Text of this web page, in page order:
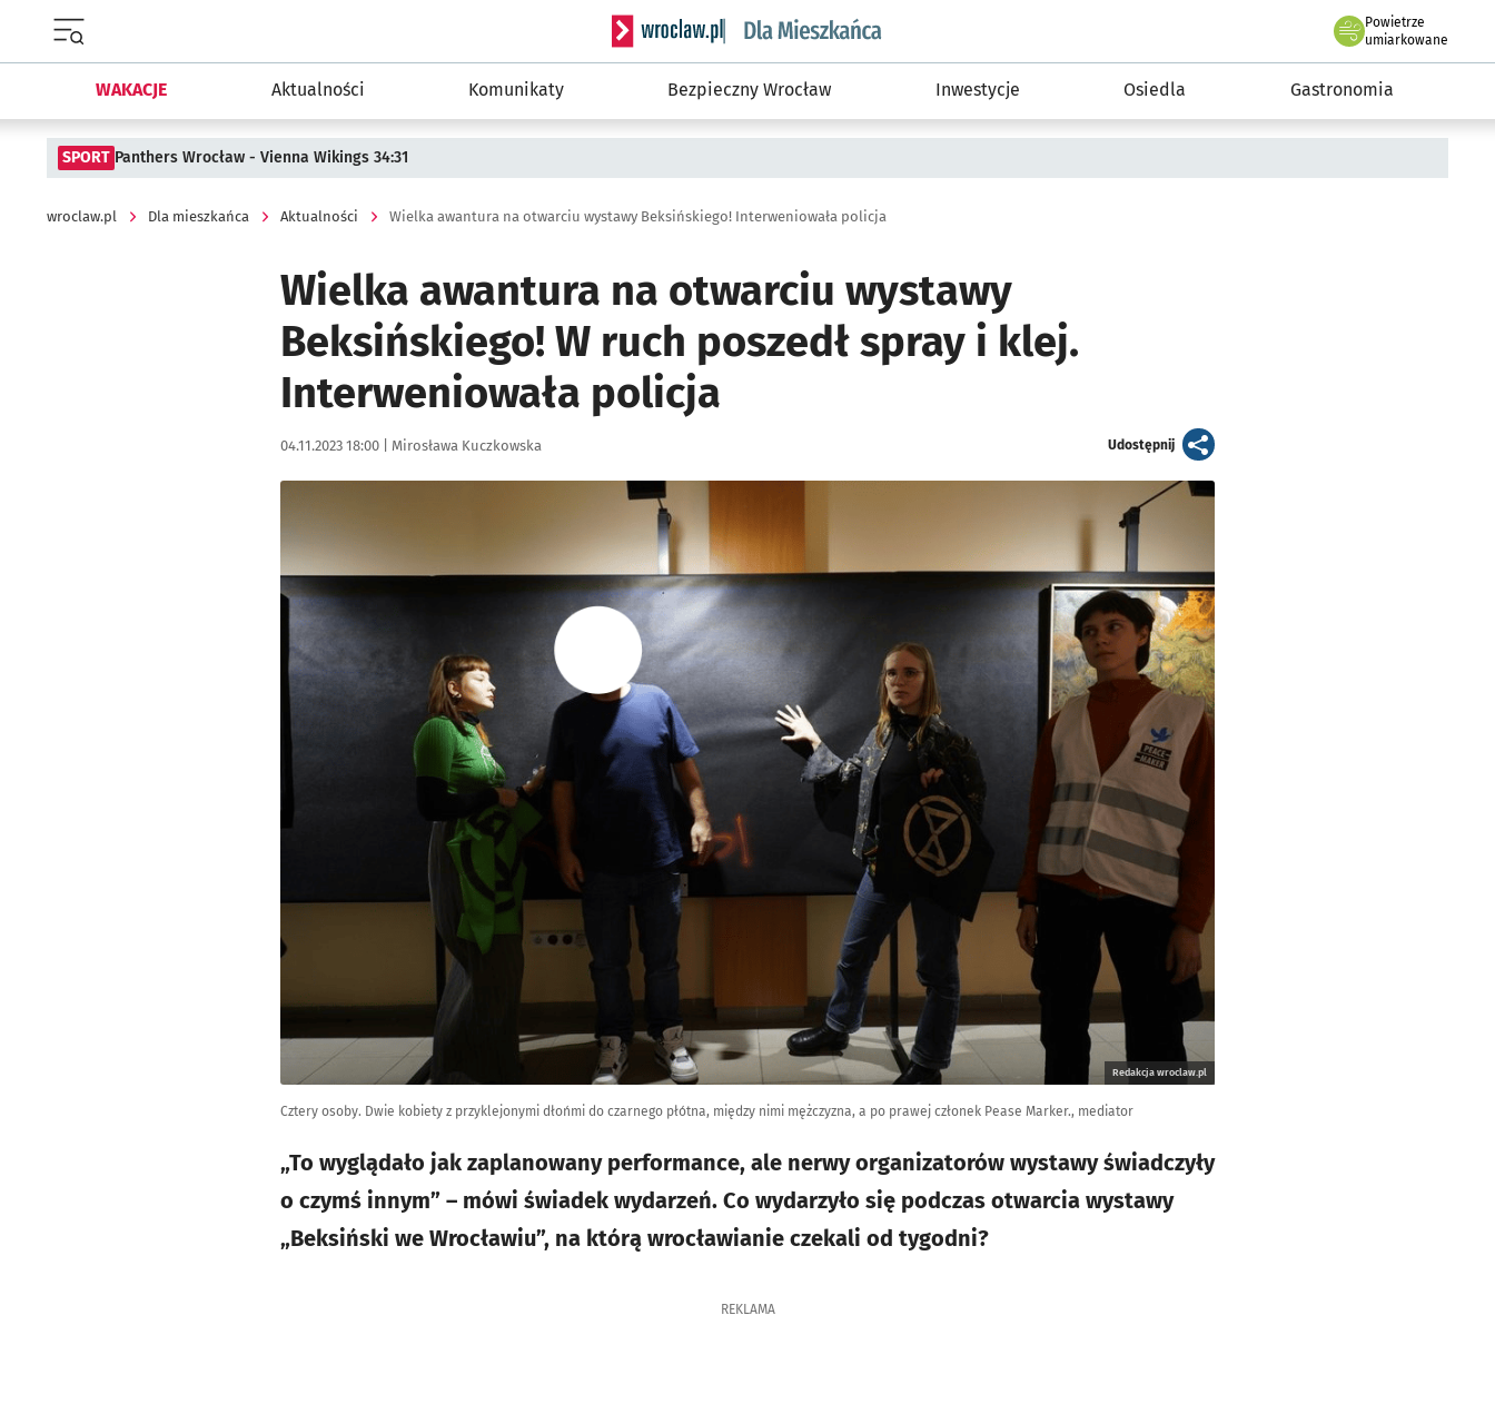
Serwis informacyjny wroclaw.pl podserwis: Dla mieszkańca
Powietrze
we Wrocławiu
umiarkowane
WAKACJE Aktualności Komunikaty Bezpieczny Wrocław Inwestycje Osiedla Gastronomia
SPORT Panthers Wrocław - Vienna Wikings 34:31
wroclaw.pl Dla mieszkańca Aktualności Wielka awantura na otwarciu wystawy Beksińskiego! Interweniowała policja
Wielka awantura na otwarciu wystawy
Beksińskiego! W ruch poszedł spray i klej.
Interweniowała policja
Data publikacji:
04.11.2023 18:00 | Autor:
Mirosława Kuczkowska Udostępnijartykuł
Kliknij, aby powiększyć
Redakcja wroclaw.pl
Cztery osoby. Dwie kobiety z przyklejonymi dłońmi do czarnego płótna, między nimi mężczyzna, a po prawej członek Pease Marker., mediator
„To wyglądało jak zaplanowany performance, ale nerwy organizatorów wystawy świadczyły
o czymś innym” – mówi świadek wydarzeń. Co wydarzyło się podczas otwarcia wystawy
„Beksiński we Wrocławiu”, na którą wrocławianie czekali od tygodni?
REKLAMA